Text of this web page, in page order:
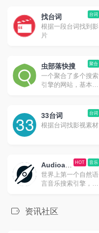
台词
找台词
根据一段台词找到影
片
聚合
虫部落快搜
一个聚合了多个搜索
引擎的网站，基本想
唯一的缺点就是由于
聚合的太多了且采用
的是 iframe，所以对
台词
33台词
根据台词找影视素材
音乐
HOT
Audioatla
s
世界上第一个自然语
言音乐搜索引擎，在
合你的音乐。
资讯社区